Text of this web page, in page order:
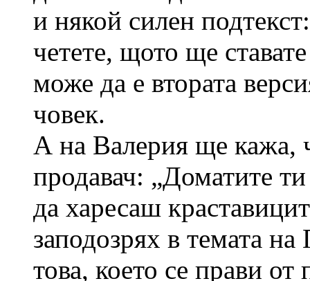
и някой силен
четете, щото ще
може да е втората
човек.
А на Валерия ще кажа,
продавач: „Доматите
да харесаш
заподозрях в темата
това, което се прави